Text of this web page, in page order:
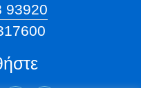
93920